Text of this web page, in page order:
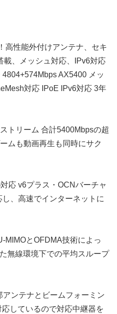
高性能外付けアンテナ、セキ
載、メッシュ対応、IPv6対応
4804+574Mbps AX5400 メッ
対応 IPoE IPv6対応 3年
トリーム 合計5400Mbpsの超
ムも動画再生も同時にサク
応 v6プラス・OCNバーチャ
、高速でインターネットに
MIMOとOFDMA技術によっ
無線環境下での平均スループ
ンテナとビームフォーミン
しているので対応中継器を